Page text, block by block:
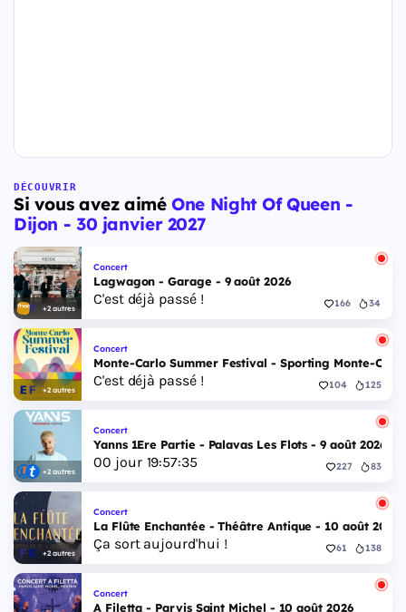
DÉCOUVRIR
Si vous avez aiméOne Night Of Queen -
Dijon - 30 janvier 2027
+2 autres
Concert
Lagwagon - Garage - 9 août 2026
C'est déjà passé ! 166 34
+2 autres
Concert
Monte-Carlo Summer Festival - Sporting Monte-
C'est déjà passé ! 104 125
+2 autres
Concert
Yanns 1Ere Partie - Palavas Les Flots - 9 août 2026
00 jour 19:57:35 227 83
+2 autres
Concert
La Flûte Enchantée - Théâtre Antique - 10 août 2026
Ça sort aujourd'hui ! 61 138
Concert
A Filetta - Parvis Saint Michel - 10 août 2026